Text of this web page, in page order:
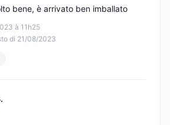
à 11h25
di 21/08/2023
bene, è arrivato ben imballato